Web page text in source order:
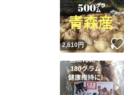
2,610円